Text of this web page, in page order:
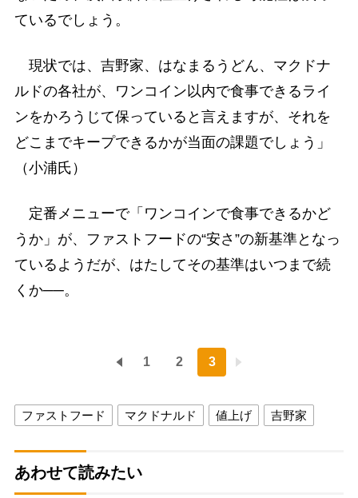
ているでしょう。
現状では、吉野家、はなまるうどん、マクドナ
ルドの各社が、ワンコイン以内で食事できるライ
ンをかろうじて保っていると言えますが、それを
どこまでキープできるかが当面の課題でしょう」
（小浦氏）
定番メニューで「ワンコインで食事できるかど
うか」が、ファストフードの“安さ”の新基準となっ
ているようだが、はたしてその基準はいつまで続
くか──。
1 2 3
ファストフード マクドナルド 値上げ 吉野家
あわせて読みたい